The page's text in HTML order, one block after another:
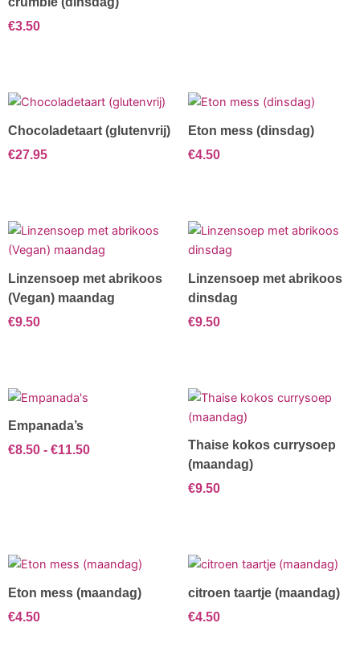
€3.50
Chocoladetaart (glutenvrij)
€27.95
Eton mess (dinsdag)
€4.50
Linzensoep met abrikoos
(Vegan) maandag
€9.50
Linzensoep met abrikoos
dinsdag
€9.50
Empanada’s
€8.50 - €11.50
Dit
heeft
meerdere
gekozen
worden
op
de
Thaise kokos currysoep
(maandag)
€9.50
Eton mess (maandag)
€4.50
citroen taartje (maandag)
€4.50